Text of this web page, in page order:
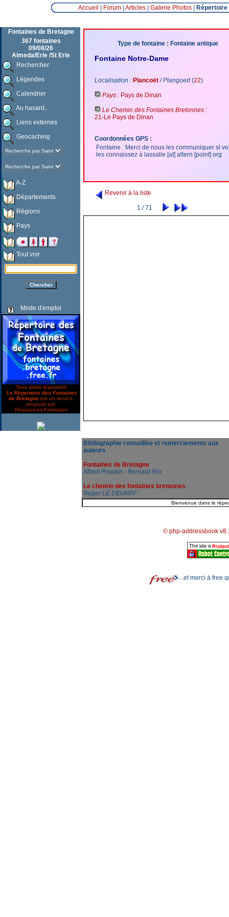
Accueil Forum| Articles| Galerie Photos|
Fontaines de Bretagne
367 fontaines
09/08/26
Almeda/Erle /St Erle
Rechercher
Légendes
Calendrier
Au hasard...
Liens externes
Geocaching
A-Z
Départements
Régions
Pays
Tout voir
Mode d'emploi
Tous droits réservés©
Le Répertoire des Fontaines
de Bretagne est un service
proposé par
Ressources-Formation
Type de fontaine : Fontaine antique
Fontaine Notre-Dame
Localisation : Plancoët /Plangoed (22)
Pays : Pays de Dinan
Le Chemin des Fontaines Bretonnes :
21-Le Pays de Dinan
Coordonnées GPS :
Fontaine : Merci de nous les communiquer si
les connaissez à lassalle [at] altern [point] org
Revenir à la liste
1 / 71
Bibliographie conseillée et remerciements aux
auteurs
Fontaines de Bretagne
Albert Poulain - Bernard Rio
Le chemin des fontaines bretonnes
Roger LE DEUNFF
© php-addressbook
...et merci à free